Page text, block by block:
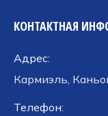
КОНТАКТНАЯ
Адрес:
Кармиэль,
Телефон: